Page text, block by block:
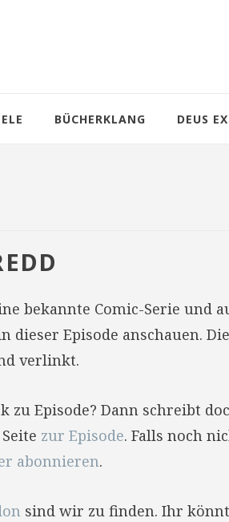
BÜCHERKLANG DEUS
bekannte Comic-Serie und
dieser Episode anschauen. Die
verlinkt.
zu Episode? Dann schreibt
zur Episode. Falls noch
abonnieren.
sind wir zu finden. Ihr